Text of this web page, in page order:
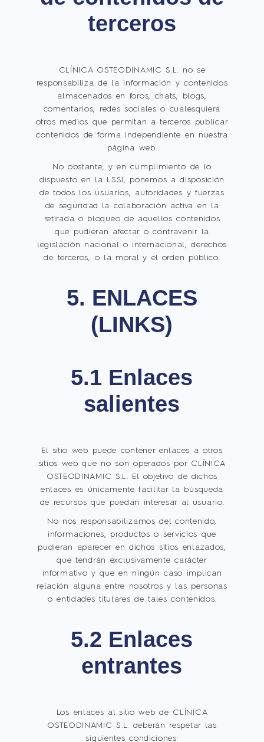
terceros
CLÍNICA OSTEODINAMIC S.L. no se
responsabiliza de la información y contenidos
almacenados en foros, chats, blogs,
comentarios, redes sociales o cualesquiera
otros medios que permitan a terceros publicar
contenidos de forma independiente en nuestra
página web.
No obstante, y en cumplimiento de lo
dispuesto en la LSSI, ponemos a disposición
de todos los usuarios, autoridades y fuerzas
de seguridad la colaboración activa en la
retirada o bloqueo de aquellos contenidos
que pudieran afectar o contravenir la
legislación nacional o internacional, derechos
de terceros, o la moral y el orden público.
5. ENLACES
(LINKS)
5.1 Enlaces
salientes
El sitio web puede contener enlaces a otros
sitios web que no son operados por CLÍNICA
OSTEODINAMIC S.L. El objetivo de dichos
enlaces es únicamente facilitar la búsqueda
de recursos que puedan interesar al usuario.
No nos responsabilizamos del contenido,
informaciones, productos o servicios que
pudieran aparecer en dichos sitios enlazados,
que tendrán exclusivamente carácter
informativo y que en ningún caso implican
relación alguna entre nosotros y las personas
o entidades titulares de tales contenidos.
5.2 Enlaces
entrantes
Los enlaces al sitio web de CLÍNICA
OSTEODINAMIC S.L. deberán respetar las
siguientes condiciones: